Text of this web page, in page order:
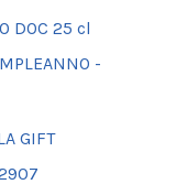
DOC 25 cl
-
GIFT